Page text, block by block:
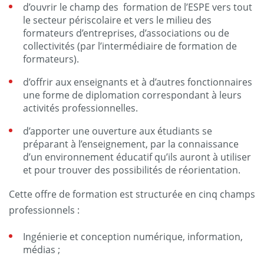
d’ouvrir le champ des formation de l’ESPE vers tout
le secteur périscolaire et vers le milieu des
formateurs d’entreprises, d’associations ou de
collectivités (par l’intermédiaire de formation de
formateurs).
d’offrir aux enseignants et à d’autres fonctionnaires
une forme de diplomation correspondant à leurs
activités professionnelles.
d’apporter une ouverture aux étudiants se
préparant à l’enseignement, par la connaissance
d’un environnement éducatif qu’ils auront à utiliser
et pour trouver des possibilités de réorientation.
Cette offre de formation est structurée en cinq champs
professionnels :
Ingénierie et conception numérique, information,
médias ;